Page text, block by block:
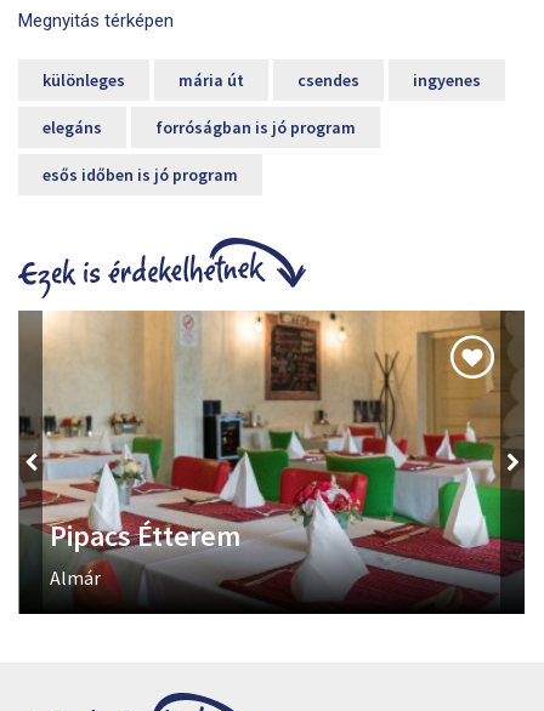
Megnyitás térképen
különleges mária út csendes ingyenes
elegáns forróságban is jó program
esős időben is jó program
Baltadobó
Unod már a hagyományos szórakozást? Itt az idő, hogy valami
igazán menőt próbálj ki!
Kisvölgy utca 56.